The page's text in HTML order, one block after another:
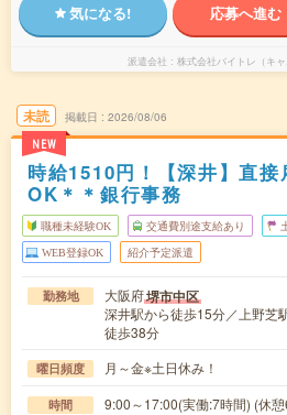
気になる! 応募へ進む
派遣会社 株式会社バイトレ（キャ
未読
NEW
掲載日 2026/08/06
時給1510円！【深井】直
OK＊＊銀行事務
職種未経験OK 交通費別途支給あり
WEB登録OK 紹介予定派遣
勤務地 大阪府堺市中区
深井駅から徒歩15分／上野芝
徒歩38分
曜日頻度 月～金※土日休み！
時間 9:00～17:00(実働:7時間) (休